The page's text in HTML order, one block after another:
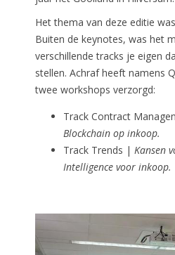
Het thema van deze editie
Buiten de keynotes, was het
verschillende tracks je eigen
stellen. Achraf heeft namens
twee workshops verzorgd:
Track Contract
Blockchain op inkoop.
Track Trends | Kansen
Intelligence voor inkoop.